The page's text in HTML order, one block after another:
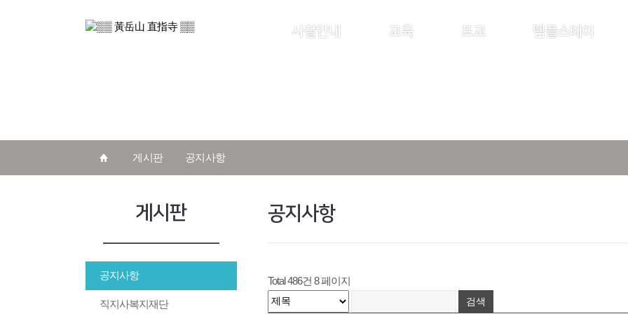
사찰안내 교육 포교 템플스테이
게시판 공지사항
게시판
공지사항
직지사복지재단
공지사항
Total 486건 8 페이지